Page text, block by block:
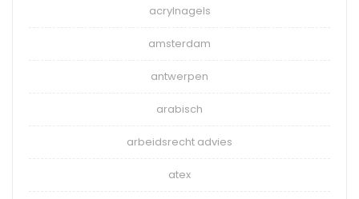
acrylnagels
amsterdam
antwerpen
arabisch
arbeidsrecht advies
atex